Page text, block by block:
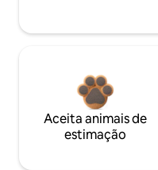
Aceita animais de
estimação